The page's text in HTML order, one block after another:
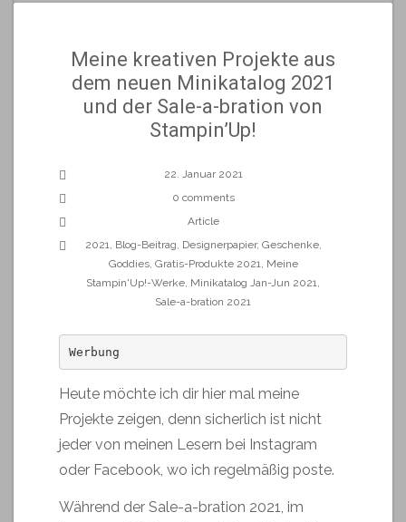
Meine kreativen Projekte aus
dem neuen Minikatalog 2021
und der Sale-a-bration von
Stampin’Up!
22. Januar 2021
0 comments
Article
2021, Blog-Beitrag, Designerpapier, Geschenke,
Goddies, Gratis-Produkte 2021, Meine
Stampin'Up!-Werke, Minikatalog Jan-Jun 2021,
Sale-a-bration 2021
Werbung
Heute möchte ich dir hier mal meine
Projekte zeigen, denn sicherlich ist nicht
jeder von meinen Lesern bei Instagram
oder Facebook, wo ich regelmäßig poste.
Während der Sale-a-bration 2021, im